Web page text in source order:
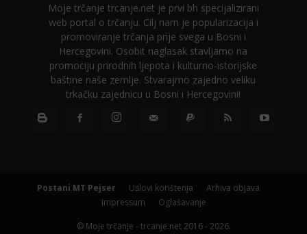
Moje trčanje trcanje.net je prvi bh specijalizirani
web portal o trčanju. Cilj nam je popularizacija i
promoviranje trčanja prije svega u Bosni i
Hercegovini. Osobit naglasak stavljamo na
promociju prirodnih ljepota i kulturno-istorijske
baštine naše zemlje. Stvarajmo zajedno veliku
trkačku zajednicu u Bosni i Hercegovini!
Postani MT Pejser Uslovi korištenja
Arhiva objava
Impressum
Oglašavanje
© Moje trčanje - trcanje.net 2016 - 2026.